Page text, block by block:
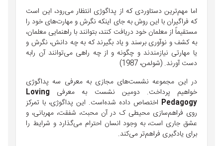
اما مهم‌ترین دستاوردی که از پداگوژی انتظار می‌رود، این است
که فراگیران با این روش به جای اینکه نگرش و مهارت‌های خود را
مستقیماً از معلمان خود دریافت کنند، بتوانند با راهنمایی معلمان،
به کشف و نوآوری برسند و یاد بگیرند که به چه دانش، نگرش و
یا مهارتی نیازمندند و چگونه و از چه راهی می‌توانند آن رابه
دست آورند. (شولمن، 1987)
در این مجموعه نشست‌های مجازی به معرفی سه پداگوژی
خواهیم پرداخت. دومین نشست به معرفی Loving
Pedagogy اختصاص داده شده‌است. این پداگوژی، با تمرکز
روی فراهم‌سازی محیطی ک در آن محبت، شفقت، مهربانی، و
عشق جاری است، به وجود انسان احترام می‌گذارد و شرایط را
برای یادگیری فراهم‌تر می‌کند.